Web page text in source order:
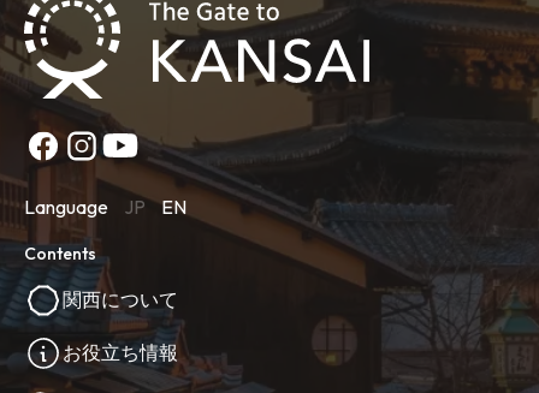
Language JP EN
Contents
関西について
お役立ち情報